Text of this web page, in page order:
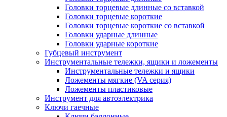
Головки торцевые длинные со вставкой
Головки торцевые короткие
Головки торцевые короткие со вставкой
Головки ударные длинные
Головки ударные короткие
Губцевый инструмент
Инструментальные тележки, ящики и ложементы
Инструментальные тележки и ящики
Ложементы мягкие (VA серия)
Ложементы пластиковые
Инструмент для автоэлектрика
Ключи гаечные